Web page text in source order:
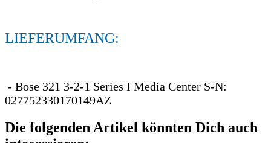
LIEFERUMFANG:
- Bose 321 3-2-1 Series I Media Center S-N:
027752330170149AZ
Die folgenden Artikel könnten Dich auch